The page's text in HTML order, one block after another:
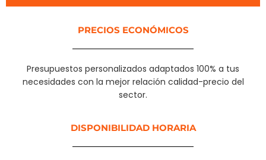
PRECIOS ECONÓMICOS
Presupuestos personalizados adaptados 100% a tus
necesidades con la mejor relación calidad-precio del
sector.
DISPONIBILIDAD HORARIA